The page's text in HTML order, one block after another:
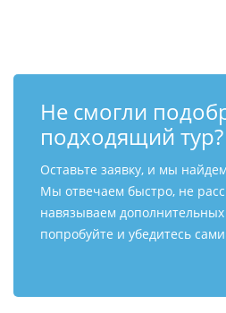
Не смогли
подходящий тур?
Оставьте заявку, и мы
Мы отвечаем быстро, не
навязываем дополнительных
попробуйте и убедитесь